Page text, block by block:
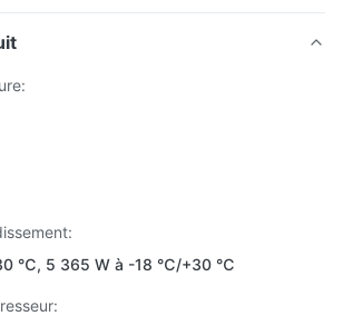
℃, 5 365 W à -18 ℃/+30 ℃